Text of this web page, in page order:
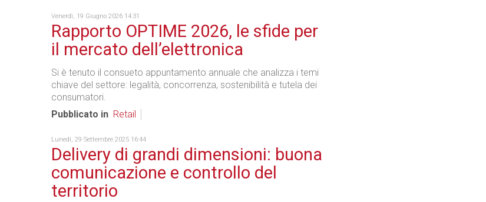
Venerdì, 19 Giugno 2026 14:31
Rapporto OPTIME 2026, le sfide per
il mercato dell’elettronica
Si è tenuto il consueto appuntamento annuale che analizza i temi
chiave del settore: legalità, concorrenza, sostenibilità e tutela dei
consumatori.
Pubblicato in Retail
Lunedì, 29 Settembre 2025 16:44
Delivery di grandi dimensioni: buona
comunicazione e controllo del
territorio